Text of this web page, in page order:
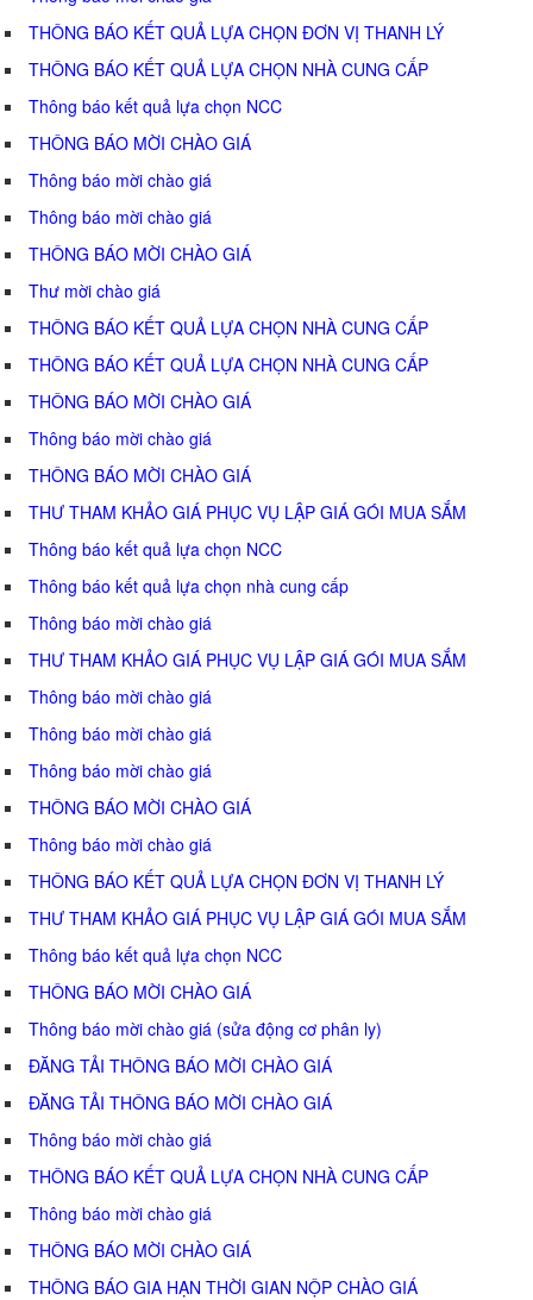
THÔNG BÁO KẾT QUẢ LỰA CHỌN ĐƠN VỊ THANH LÝ
THÔNG BÁO KẾT QUẢ LỰA CHỌN NHÀ CUNG CẤP
Thông báo kết quả lựa chọn NCC
THÔNG BÁO MỜI CHÀO GIÁ
Thông báo mời chào giá
Thông báo mời chào giá
THÔNG BÁO MỜI CHÀO GIÁ
Thư mời chào giá
THÔNG BÁO KẾT QUẢ LỰA CHỌN NHÀ CUNG CẤP
THÔNG BÁO KẾT QUẢ LỰA CHỌN NHÀ CUNG CẤP
THÔNG BÁO MỜI CHÀO GIÁ
Thông báo mời chào giá
THÔNG BÁO MỜI CHÀO GIÁ
THƯ THAM KHẢO GIÁ PHỤC VỤ LẬP GIÁ GÓI MUA SẮM
Thông báo kết quả lựa chọn NCC
Thông báo kết quả lựa chọn nhà cung cấp
Thông báo mời chào giá
THƯ THAM KHẢO GIÁ PHỤC VỤ LẬP GIÁ GÓI MUA SẮM
Thông báo mời chào giá
Thông báo mời chào giá
Thông báo mời chào giá
THÔNG BÁO MỜI CHÀO GIÁ
Thông báo mời chào giá
THÔNG BÁO KẾT QUẢ LỰA CHỌN ĐƠN VỊ THANH LÝ
THƯ THAM KHẢO GIÁ PHỤC VỤ LẬP GIÁ GÓI MUA SẮM
Thông báo kết quả lựa chọn NCC
THÔNG BÁO MỜI CHÀO GIÁ
Thông báo mời chào giá (sửa động cơ phân ly)
ĐĂNG TẢI THÔNG BÁO MỜI CHÀO GIÁ
ĐĂNG TẢI THÔNG BÁO MỜI CHÀO GIÁ
Thông báo mời chào giá
THÔNG BÁO KẾT QUẢ LỰA CHỌN NHÀ CUNG CẤP
Thông báo mời chào giá
THÔNG BÁO MỜI CHÀO GIÁ
THÔNG BÁO GIA HẠN THỜI GIAN NỘP CHÀO GIÁ